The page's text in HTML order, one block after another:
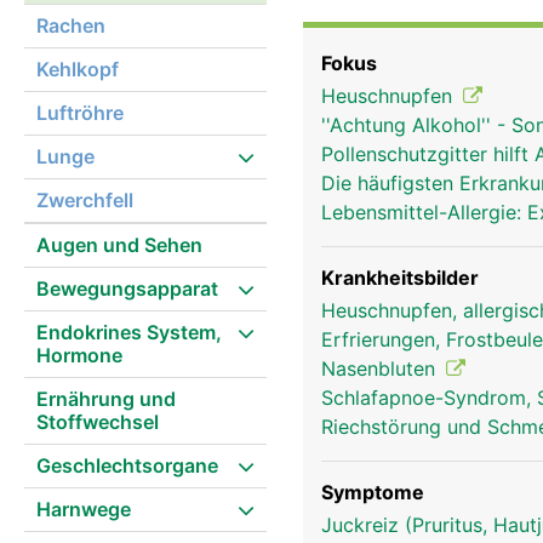
Rachen
Kehlkopf
Luftröhre
Lunge
Zwerchfell
Augen und Sehen
Bewegungsapparat
Endokrines System,
Hormone
Ernährung und
Stoffwechsel
Geschlechtsorgane
Harnwege
über 10 Millionen
Verbindung der Nase
Stimmbildung aus.
Fokus
Heuschnupfen
''Achtung Alkohol'' -
Pollenschutzgitter hilft
Die häufigsten
Lebensmittel-Allergie:
Krankheitsbilder
Heuschnupfen,
Erfrierungen,
Nasenbluten
Schlafapnoe-Syndrom,
Riechstörung und
Symptome
Juckreiz (Pruritus,